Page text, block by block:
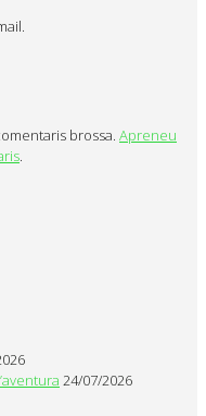
brossa. Apreneu
.
24/07/2026